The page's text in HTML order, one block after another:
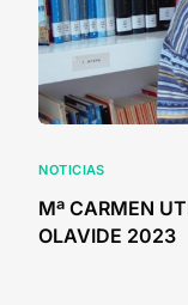
NOTICIAS
Mª CARMEN
OLAVIDE 2023